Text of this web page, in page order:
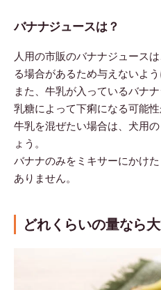
バナナジュースは？
人用の市販のバナナジュース
る場合があるため与えないよう
また、牛乳が入っているバナ
乳糖によって下痢になる可能
牛乳を混ぜたい場合は、犬用
ょう。
バナナのみをミキサーにかけ
ありません。
どれくらいの量なら